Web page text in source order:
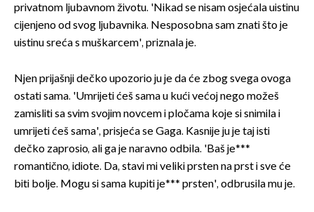
privatnom ljubavnom životu. 'Nikad se nisam osjećala uistinu
cijenjeno od svog ljubavnika. Nesposobna sam znati što je
uistinu sreća s muškarcem', priznala je.
Njen prijašnji dečko upozorio ju je da će zbog svega ovoga
ostati sama. 'Umrijeti ćeš sama u kući većoj nego možeš
zamisliti sa svim svojim novcem i pločama koje si snimila i
umrijeti ćeš sama', prisjeća se Gaga. Kasnije ju je taj isti
dečko zaprosio, ali ga je naravno odbila. 'Baš je***
romantično, idiote. Da, stavi mi veliki prsten na prst i sve će
biti bolje. Mogu si sama kupiti je*** prsten', odbrusila mu je.